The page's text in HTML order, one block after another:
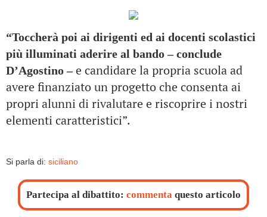
“Toccherà poi ai dirigenti ed ai docenti scolastici
più illuminati aderire al bando – conclude
D’Agostino –e candidare la propria scuola ad
avere finanziato un progetto che consenta ai
propri alunni di rivalutare e riscoprire i nostri
elementi caratteristici”.
Si parla di: siciliano
Partecipa al dibattito: commenta questo articolo